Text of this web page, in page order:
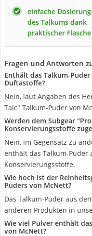
einfache Dosierung
des Talkums dank
praktischer Flasche
Fragen und Antworten
Enthält das Talkum-
Duftastoffe?
Nein, laut Angaben des
Talc" Talkum-Puder von
Werden dem Subgear
Konservierungsstoffe
Nein, im Gegensatz zu
enthält das Talkum-Puder
Konservierungsstoffe.
Wie hoch ist der
Puders von McNett?
Das Talkum-Puder aus
anderen Produkten in
Wie viel Pulver enthält
von McNett?